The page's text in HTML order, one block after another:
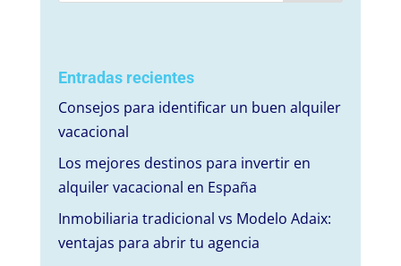
Entradas recientes
Consejos para identificar un buen alquiler
vacacional
Los mejores destinos para invertir en
alquiler vacacional en España
Inmobiliaria tradicional vs Modelo Adaix:
ventajas para abrir tu agencia